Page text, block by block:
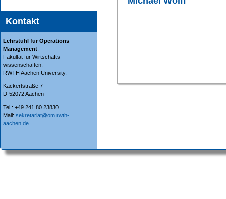
Kontakt
Lehrstuhl für Operations
Management
Fakultät für Wirtschafts-
wissenschaften,
RWTH Aachen University,
Kackertstraße 7
D-52072 Aachen
Tel.: +49 241 80 23830
Mail: sekretariat@om.rwth-
aachen.de